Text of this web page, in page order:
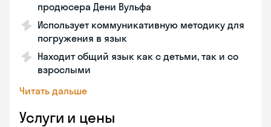
продюсера Дени Вульфа
Использует коммуникативную методику для
погружения в язык
Находит общий язык как с детьми, так и со
взрослыми
Читать дальше
Услуги и цены